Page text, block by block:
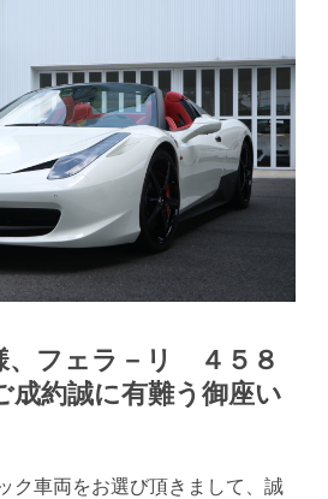
、フェラ－リ ４５８
成約誠に有難う御座い
ク車両をお選び頂きまして、誠